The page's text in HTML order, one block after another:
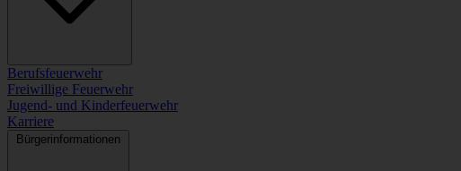
Berufsfeuerwehr
Freiwillige Feuerwehr
Jugend- und Kinderfeuerwehr
Karriere
Bürgerinformationen